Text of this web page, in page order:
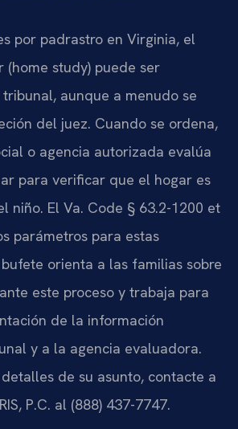
por padrastro en Virginia, el
(home study) puede ser
aunque a menudo se
del juez. Cuando se ordena,
o agencia autorizada evalúa
para verificar que el hogar es
niño. El Va. Code § 63.2-1200 et
parámetros para estas
orienta a las familias sobre
este proceso y trabaja para
de la información
y a la agencia evaluadora.
de su asunto, contacte a
P.C. al (888) 437-7747.